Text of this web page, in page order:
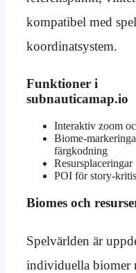
kompatibel med
koordinatsystem.
Funktioner i
subnauticamap.io
Interaktiv zoom
Biome-
färgkodning
Resursplaceringar
POI för story-
Biomes och
Spelvärlden är
individuella biomer